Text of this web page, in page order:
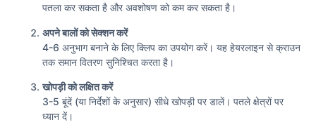
पतला कर सकता है और अवशोषण को कम कर सकता है।
अपने बालों को सेक्शन करें
4-6 अनुभाग बनाने के लिए क्लिप का उपयोग करें। यह हेयरलाइन से क्राउन
तक समान वितरण सुनिश्चित करता है।
खोपड़ी को लक्षित करें
3-5 बूंदें (या निर्देशों के अनुसार) सीधे खोपड़ी पर डालें। पतले क्षेत्रों पर
ध्यान दें।